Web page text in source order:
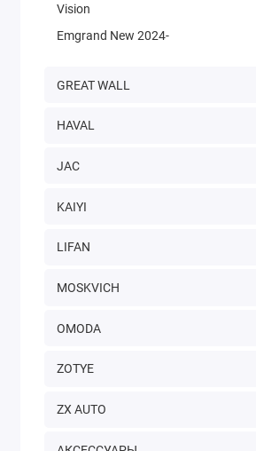
Vision
Emgrand New 2024-
GREAT WALL
HAVAL
JAC
KAIYI
LIFAN
MOSKVICH
OMODA
ZOTYE
ZX AUTO